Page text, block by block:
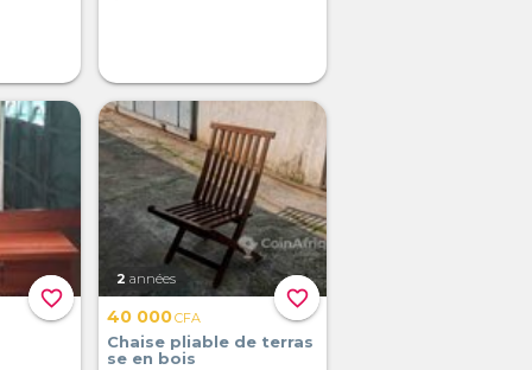
favorite_border favorite_border
2 années
40 000CFA
Chaise pliable de terras
se en bois